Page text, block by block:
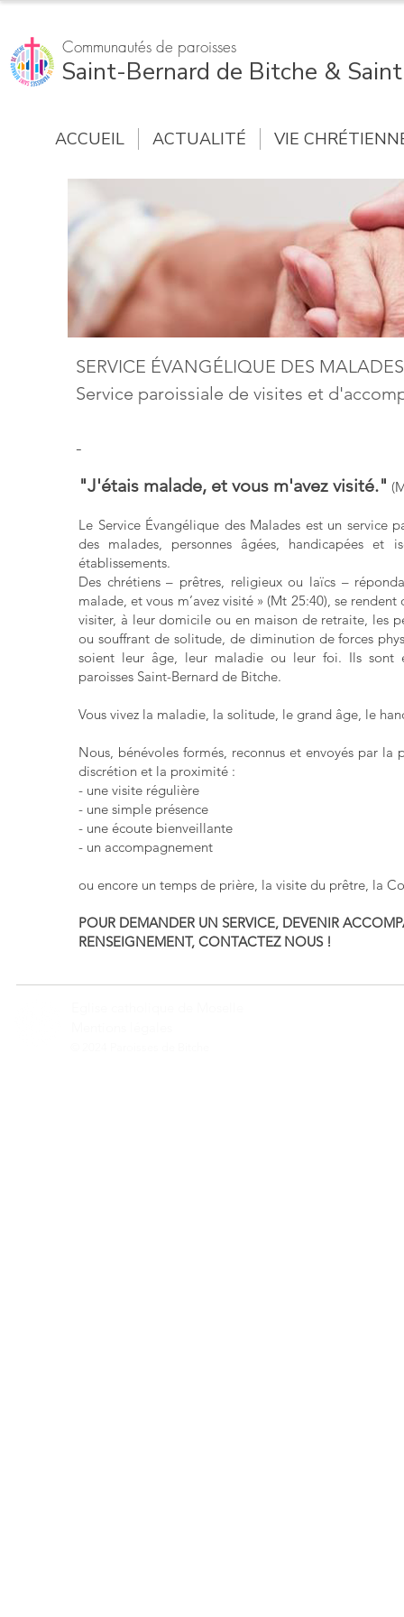
Communautés de paroisses
Saint-Bernard de Bitche &
ACCUEIL ACTUALITÉ VIE
SERVICE ÉVANGÉLIQUE DES MALADES
Service paroissiale de visites et
-
"J'étais malade, et vous m'avez visité."
Le Service Évangélique des Malades est un service
des malades, personnes âgées, handicapées et
établissements.
Des chrétiens – prêtres, religieux ou laïcs –
malade, et vous m’avez visité » (Mt 25:40), se
visiter, à leur domicile ou en maison de retraite, les
ou souffrant de solitude, de diminution de forces
soient leur âge, leur maladie ou leur foi. Ils sont
paroisses Saint-Bernard de Bitche.
Vous vivez la maladie, la solitude, le grand âge, le
Nous, bénévoles formés, reconnus et envoyés par la
discrétion et la proximité :
- une visite régulière
- une simple présence
- une écoute bienveillante
- un accompagnement
ou encore un temps de prière, la visite du prêtre, la
POUR DEMANDER UN SERVICE, DEVENIR
RENSEIGNEMENT, CONTACTEZ NOUS !